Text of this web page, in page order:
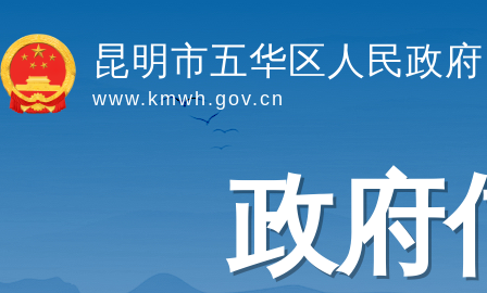
昆明市五华区人民政府
www.kmwh.gov.cn
政府